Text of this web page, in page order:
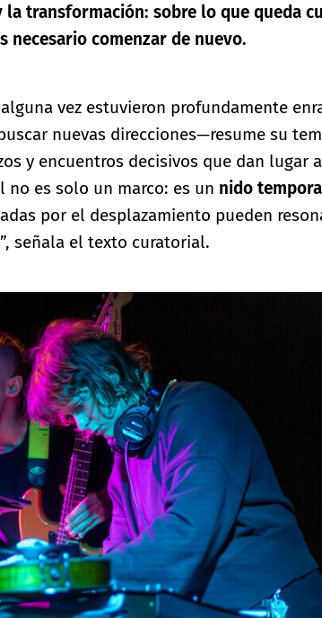
transformación: sobre lo que queda
necesario comenzar de nuevo.
vez estuvieron profundamente
nuevas direcciones—resume su
y encuentros decisivos que dan lugar
no es solo un marco: es un nido
por el desplazamiento pueden
señala el texto curatorial.